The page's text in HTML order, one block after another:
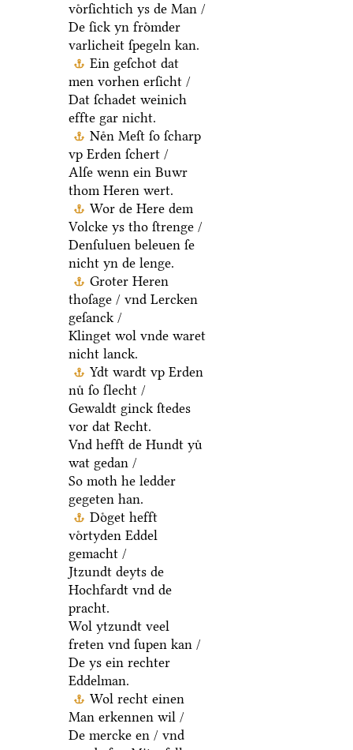
voͤrſichtich ys de Man /
De ſick yn froͤmder
varlicheit ſpegeln kan.
Ein geſchot dat
men vorhen erſicht /
Dat ſchadet weinich
effte gar nicht.
Neͤn Meſt ſo ſcharp
vp Erden ſchert /
Alſe wenn ein Buwr
thom Heren wert.
Wor de Here dem
Volcke ys tho ſtrenge /
Denſuluen beleuen ſe
nicht yn de lenge.
Groter Heren
thoſage / vnd Lercken
geſanck /
Klinget wol vnde waret
nicht lanck.
Ydt wardt vp Erden
nuͤ ſo ſlecht /
Gewaldt ginck ſtedes
vor dat Recht.
Vnd hefft de Hundt yuͤ
wat gedan /
So moth he ledder
gegeten han.
Doͤget hefft
voͤrtyden Eddel
gemacht /
Jtzundt deyts de
Hochfardt vnd de
pracht.
Wol ytzundt veel
freten vnd ſupen kan /
De ys ein rechter
Eddelman.
Wol recht einen
Man erkennen wil /
De mercke en / vnd